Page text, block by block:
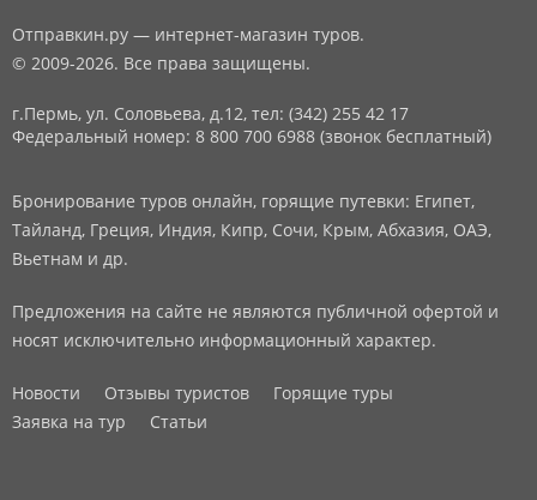
Отправкин.ру — интернет-магазин туров.
© 2009-2026. Все права защищены.
г.Пермь, ул. Соловьева, д.12, тел: (342) 255 42 17
Федеральный номер: 8 800 700 6988 (звонок бесплатный)
Бронирование туров онлайн, горящие путевки: Египет,
Тайланд, Греция, Индия, Кипр, Сочи, Крым, Абхазия, ОАЭ,
Вьетнам и др.
Предложения на сайте не являются публичной офертой и
носят исключительно информационный характер.
Новости Отзывы туристов
Горящие туры
Заявка на тур
Статьи